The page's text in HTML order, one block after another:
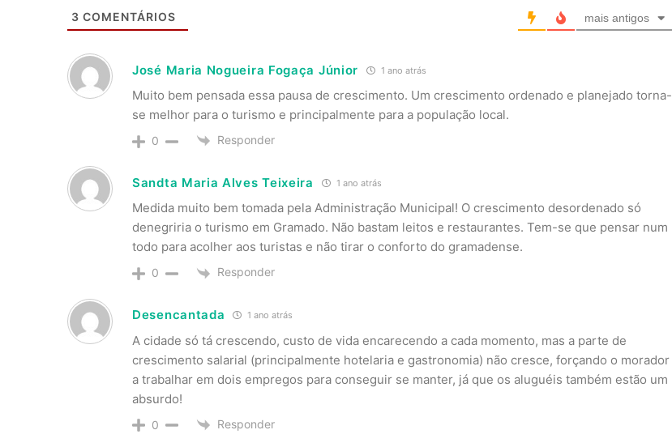
3 COMENTÁRIOS mais antigos
José Maria Nogueira Fogaça Júnior 1 ano atrás
Muito bem pensada essa pausa de crescimento. Um crescimento ordenado e planejado torna-
se melhor para o turismo e principalmente para a população local.
0 Responder
Sandta Maria Alves Teixeira 1 ano atrás
Medida muito bem tomada pela Administração Municipal! O crescimento desordenado só
denegriria o turismo em Gramado. Não bastam leitos e restaurantes. Tem-se que pensar num
todo para acolher aos turistas e não tirar o conforto do gramadense.
0 Responder
Desencantada 1 ano atrás
A cidade só tá crescendo, custo de vida encarecendo a cada momento, mas a parte de
crescimento salarial (principalmente hotelaria e gastronomia) não cresce, forçando o morador
a trabalhar em dois empregos para conseguir se manter, já que os aluguéis também estão um
absurdo!
0 Responder